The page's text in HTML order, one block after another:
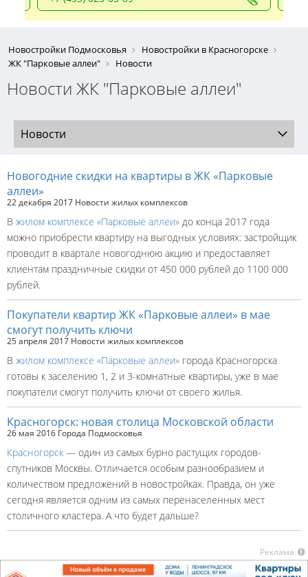
Новостройки Подмосковья
Новостройки в Красногорске
ЖК "Парковые аллеи"
Новости
Новости ЖК "Парковые аллеи"
Новости
Новогодние скидки на квартиры в ЖК «Парковые
аллеи»
22 декабря 2017 Новости жилых комплексов
В жилом комплексе «Парковые аллеи» до конца 2017 года
можно приобрести квартиру на выгодных условиях: застройщик
проводит в квартале новогоднюю акцию и предоставляет
клиентам праздничные скидки от 450 000 рублей до 1100 000
рублей.
Покупатели квартир ЖК «Парковые аллеи» в мае
смогут получить ключи
25 апреля 2017 Новости жилых комплексов
В жилом комплексе «Парковые аллеи» города Красногорска
готовы к заселению 1, 2 и 3-комнатные квартиры, уже в мае
покупатели смогут получить ключи от своего жилья.
Красногорск: новая столица Московской области
26 мая 2016 Города Подмосковья
Красногорск — один из самых бурно растущих городов-
спутников Москвы. Отличается особым разнообразием и
количеством предложений в новостройках. Правда, он уже
сегодня является одним из самых перенаселенных мест
столичного кластера. А что будет дальше?
Реклама